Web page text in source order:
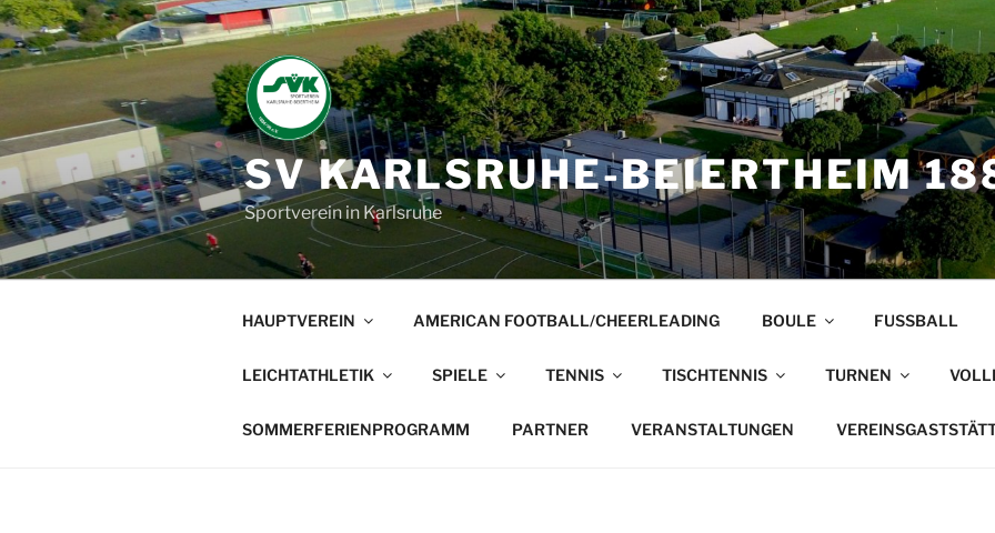
Zum
Inhalt
springen
SV KARLSRUHE-BEIERTHEIM
Sportverein in Karlsruhe
HAUPTVEREIN AMERICAN FOOTBALL/CHEERLEADING BOULE FUSSBALL
LEICHTATHLETIK SPIELE TENNIS TISCHTENNIS TURNEN
SOMMERFERIENPROGRAMM PARTNER VERANSTALTUNGEN